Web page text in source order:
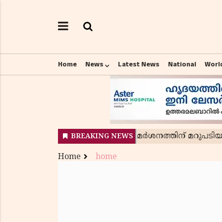
Home News Latest News National
Home home